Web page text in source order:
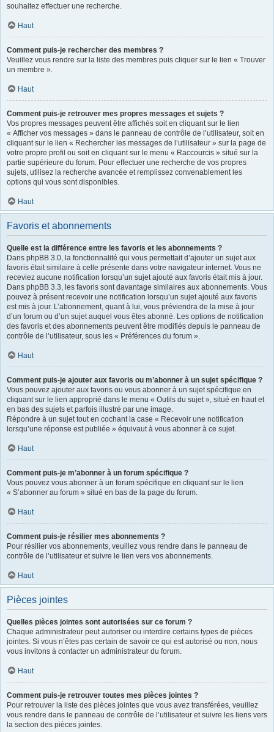
souhaitez effectuer une recherche.
Haut
Comment puis-je rechercher des membres ?
Veuillez vous rendre sur la liste des membres puis cliquer sur le lien « Trouver
un membre ».
Haut
Comment puis-je retrouver mes propres messages et sujets ?
Vos propres messages peuvent être affichés soit en cliquant sur le lien
« Afficher vos messages » dans le panneau de contrôle de l’utilisateur, soit en
cliquant sur le lien « Rechercher les messages de l’utilisateur » sur la page de
votre propre profil ou soit en cliquant sur le menu « Raccourcis » situé sur la
partie supérieure du forum. Pour effectuer une recherche de vos propres
sujets, utilisez la recherche avancée et remplissez convenablement les
options qui vous sont disponibles.
Haut
Favoris et abonnements
Quelle est la différence entre les favoris et les abonnements ?
Dans phpBB 3.0, la fonctionnalité qui vous permettait d’ajouter un sujet aux
favoris était similaire à celle présente dans votre navigateur internet. Vous ne
receviez aucune notification lorsqu’un sujet ajouté aux favoris était mis à jour.
Dans phpBB 3.3, les favoris sont davantage similaires aux abonnements. Vous
pouvez à présent recevoir une notification lorsqu’un sujet ajouté aux favoris
est mis à jour. L’abonnement, quant à lui, vous préviendra de la mise à jour
d’un forum ou d’un sujet auquel vous êtes abonné. Les options de notification
des favoris et des abonnements peuvent être modifiés depuis le panneau de
contrôle de l’utilisateur, sous les « Préférences du forum ».
Haut
Comment puis-je ajouter aux favoris ou m’abonner à un sujet spécifique ?
Vous pouvez ajouter aux favoris ou vous abonner à un sujet spécifique en
cliquant sur le lien approprié dans le menu « Outils du sujet », situé en haut et
en bas des sujets et parfois illustré par une image.
Répondre à un sujet tout en cochant la case « Recevoir une notification
lorsqu’une réponse est publiée » équivaut à vous abonner à ce sujet.
Haut
Comment puis-je m’abonner à un forum spécifique ?
Vous pouvez vous abonner à un forum spécifique en cliquant sur le lien
« S’abonner au forum » situé en bas de la page du forum.
Haut
Comment puis-je résilier mes abonnements ?
Pour résilier vos abonnements, veuillez vous rendre dans le panneau de
contrôle de l’utilisateur et suivre le lien vers vos abonnements.
Haut
Pièces jointes
Quelles pièces jointes sont autorisées sur ce forum ?
Chaque administrateur peut autoriser ou interdire certains types de pièces
jointes. Si vous n’êtes pas certain de savoir ce qui est autorisé ou non, nous
vous invitons à contacter un administrateur du forum.
Haut
Comment puis-je retrouver toutes mes pièces jointes ?
Pour retrouver la liste des pièces jointes que vous avez transférées, veuillez
vous rendre dans le panneau de contrôle de l’utilisateur et suivre les liens vers
la section des pièces jointes.